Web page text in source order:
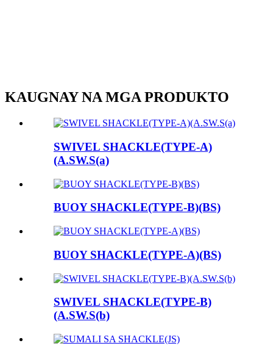
KAUGNAY NA MGA PRODUKTO
SWIVEL SHACKLE(TYPE-A)
(A.SW.S(a)
BUOY SHACKLE(TYPE-B)(BS)
BUOY SHACKLE(TYPE-A)(BS)
SWIVEL SHACKLE(TYPE-B)
(A.SW.S(b)